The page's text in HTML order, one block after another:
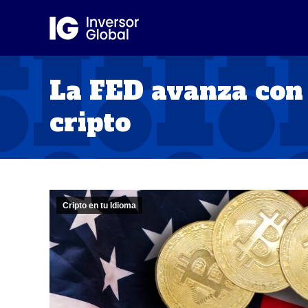
La FED avanza
cripto
Cripto en tu Idioma